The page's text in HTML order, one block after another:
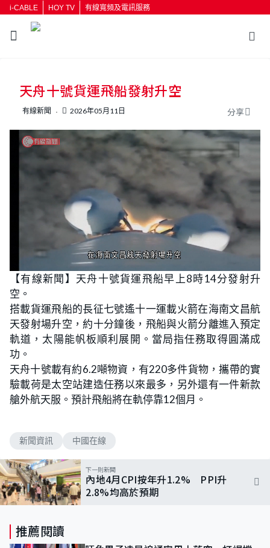
i-CABLE HOY TV 有線寬頻及電訊服務
按輸入鍵開始搜尋
天舟十號貨運飛船發射升空
有線新聞 2026年05月11日 分享
n
m
u
o
a
d
:
6
1
2
2
【有線新聞】天舟十號貨運飛船早上8時14分發射升
空。
搭載貨運飛船的長征七號遙十一運載火箭在海南文昌航
天發射場升空，約十分鐘後，飛船與火箭分離進入預定
軌道，太陽能帆板順利展開。當局指任務取得圓滿成
功。
天舟十號載有約6.2噸物資，有220多件貨物，攜帶的實
驗載荷是太空站建造任務以來最多，另外還有一件新款
艙外航天服。預計飛船將在軌停靠12個月。
新聞資訊 中國在線
下一則新聞
內地4月CPI按年升1.2% PPI升
2.8%均高於預期
推薦閱讀